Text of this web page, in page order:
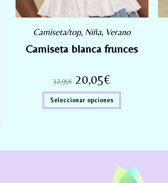
Camiseta/top, Niña, Verano
Camiseta blanca frunces
32,95€ 20,05€
Seleccionar opciones